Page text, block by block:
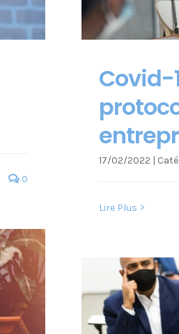
0
Covid-
17/02/2022 |
Lire Plus